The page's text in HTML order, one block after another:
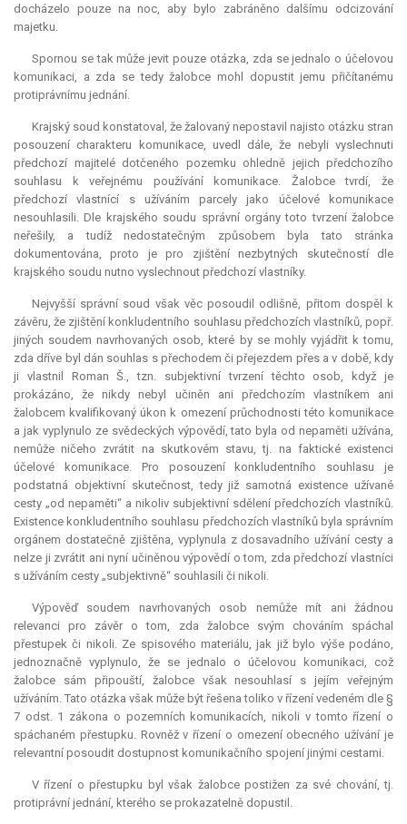
docházelo pouze na noc, aby bylo zabráněno dalšímu odcizování
majetku.
Spornou se tak může jevit pouze otázka, zda se jednalo o účelovou
komunikaci, a zda se tedy žalobce mohl dopustit jemu přičítanému
protiprávnímu jednání.
Krajský soud konstatoval, že žalovaný nepostavil najisto otázku stran
posouzení charakteru komunikace, uvedl dále, že nebyli vyslechnuti
předchozí majitelé dotčeného pozemku ohledně jejich předchozího
souhlasu k veřejnému používání komunikace. Žalobce tvrdí, že
předchozí vlastnící s užíváním parcely jako účelové komunikace
nesouhlasili. Dle krajského soudu správní orgány toto tvrzení žalobce
neřešily, a tudíž nedostatečným způsobem byla tato stránka
dokumentována, proto je pro zjištění nezbytných skutečností dle
krajského soudu nutno vyslechnout předchozí vlastníky.
Nejvyšší správní soud však věc posoudil odlišně, přitom dospěl k
závěru, že zjištění konkludentního souhlasu předchozích vlastníků, popř.
jiných soudem navrhovaných osob, které by se mohly vyjádřit k tomu,
zda dříve byl dán souhlas s přechodem či přejezdem přes a v době, kdy
ji vlastnil Roman Š., tzn. subjektivní tvrzení těchto osob, když je
prokázáno, že nikdy nebyl učiněn ani předchozím vlastníkem ani
žalobcem kvalifikovaný úkon k omezení průchodnosti této komunikace
a jak vyplynulo ze svědeckých výpovědí, tato byla od nepaměti užívána,
nemůže ničeho zvrátit na skutkovém stavu, tj. na faktické existenci
účelové komunikace. Pro posouzení konkludentního souhlasu je
podstatná objektivní skutečnost, tedy již samotná existence užívané
cesty „od nepaměti“ a nikoliv subjektivní sdělení předchozích vlastníků.
Existence konkludentního souhlasu předchozích vlastníků byla správním
orgánem dostatečně zjištěna, vyplynula z dosavadního užívání cesty a
nelze ji zvrátit ani nyní učiněnou výpovědí o tom, zda předchozí vlastníci
s užíváním cesty „subjektivně“ souhlasili či nikoli.
Výpověď soudem navrhovaných osob nemůže mít ani žádnou
relevanci pro závěr o tom, zda žalobce svým chováním spáchal
přestupek či nikoli. Ze spisového materiálu, jak již bylo výše podáno,
jednoznačně vyplynulo, že se jednalo o účelovou komunikaci, což
žalobce sám připouští, žalobce však nesouhlasí s jejím veřejným
užíváním. Tato otázka však může být řešena toliko v řízení vedeném dle §
7 odst. 1 zákona o pozemních komunikacích, nikoli v tomto řízení o
spáchaném přestupku. Rovněž v řízení o omezení obecného užívání je
relevantní posoudit dostupnost komunikačního spojení jinými cestami.
V řízení o přestupku byl však žalobce postižen za své chování, tj.
protiprávní jednání, kterého se prokazatelně dopustil.